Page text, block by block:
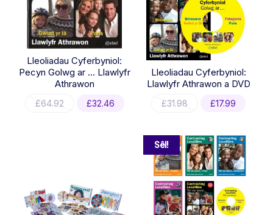
Lleoliadau Cyferbyniol:
Pecyn Golwg ar … Llawlyfr
Athrawon
£64.92
Original
£32.46
£32.46.
Lleoliadau Cyferbyniol:
Llawlyfr Athrawon a DVD
£31.98
Original
£31.98.
£17.99
£17.99.
Sêl!